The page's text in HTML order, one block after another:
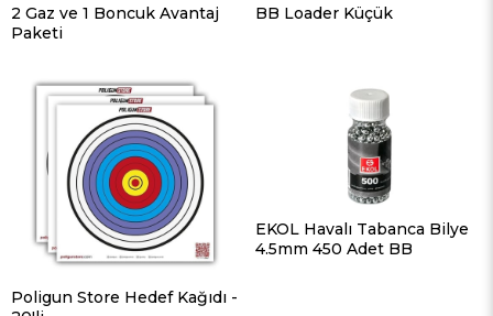
2 Gaz ve 1 Boncuk Avantaj
Paketi
BB Loader Küçük
Poligun Store Hedef Kağıdı -
EKOL Havalı Tabanca Bilye
4.5mm 450 Adet BB